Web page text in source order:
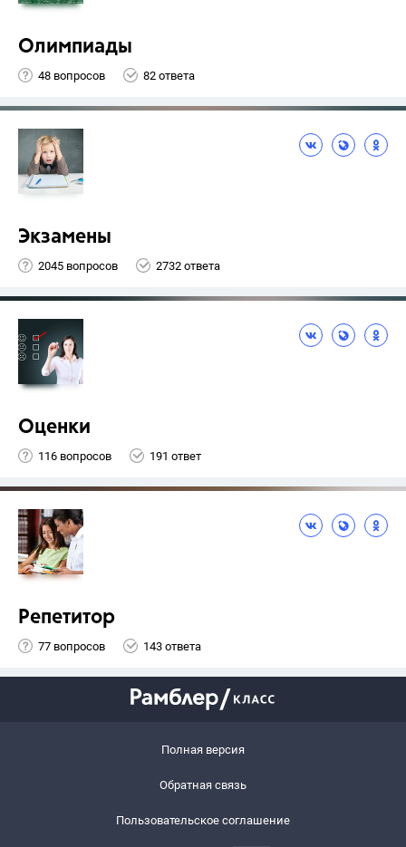
Олимпиады
48 вопросов 82 ответа
Экзамены
2045 вопросов 2732 ответа
Оценки
116 вопросов 191 ответ
Репетитор
77 вопросов 143 ответа
Полная версия
Обратная связь
Пользовательское соглашение